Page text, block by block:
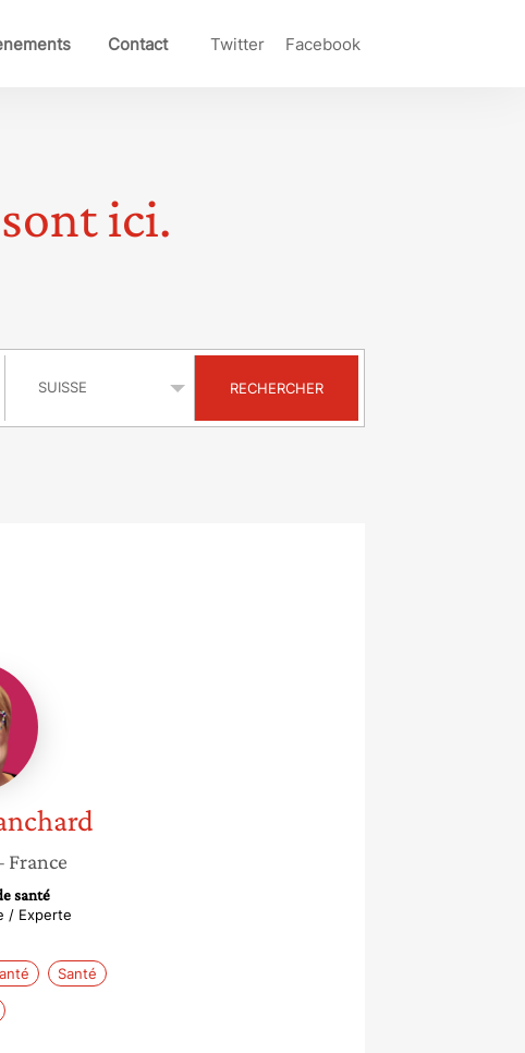
Contact Twitter Facebook
ici.
RECHERCHER
France
santé
/ Experte
Santé